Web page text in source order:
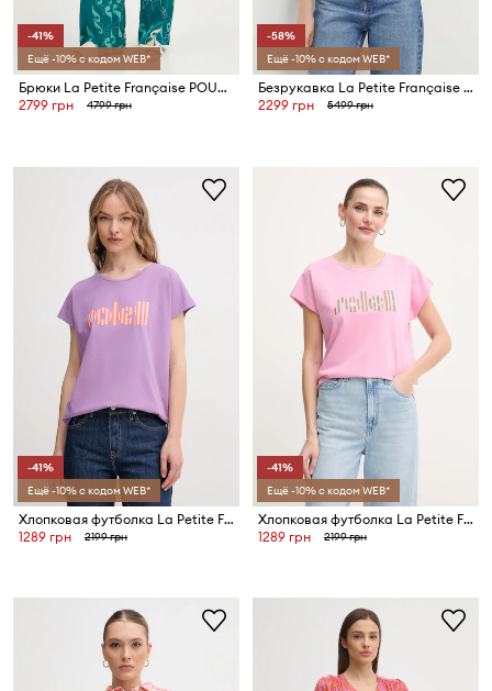
-41%
Ещё -10% с кодом WEB*
Брюки La Petite Française POUDRE
2799 грн
4799 грн
-58%
Ещё -10% с кодом WEB*
Безрукавка La Petite Française GAMIN
2299 грн
5499 грн
-41%
Ещё -10% с кодом WEB*
Хлопковая футболка La Petite Française TYFANY
1289 грн
2199 грн
-41%
Ещё -10% с кодом WEB*
Хлопковая футболка La Petite Française TYFANY
1289 грн
2199 грн